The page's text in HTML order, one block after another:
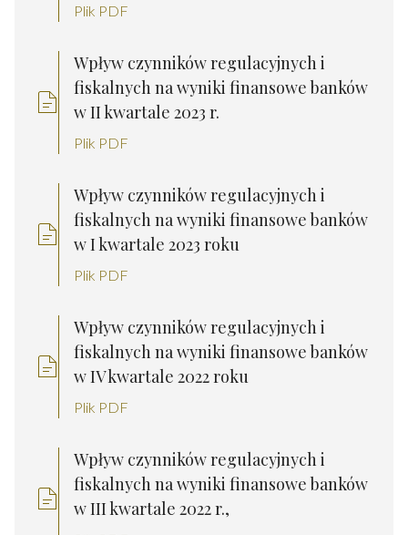
Plik PDF
Wpływ czynników regulacyjnych i
fiskalnych na wyniki finansowe banków
w II kwartale 2023 r.
Plik PDF
Wpływ czynników regulacyjnych i
fiskalnych na wyniki finansowe banków
w I kwartale 2023 roku
Plik PDF
Wpływ czynników regulacyjnych i
fiskalnych na wyniki finansowe banków
w IV kwartale 2022 roku
Plik PDF
Wpływ czynników regulacyjnych i
fiskalnych na wyniki finansowe banków
w III kwartale 2022 r.,